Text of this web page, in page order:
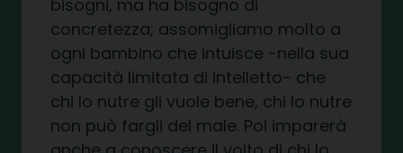
bisogni, ma ha bisogno di
concretezza; assomigliamo molto a
ogni bambino che intuisce -nella sua
capacità limitata di intelletto- che
chi lo nutre gli vuole bene, chi lo nutre
non può fargli del male. Poi imparerà